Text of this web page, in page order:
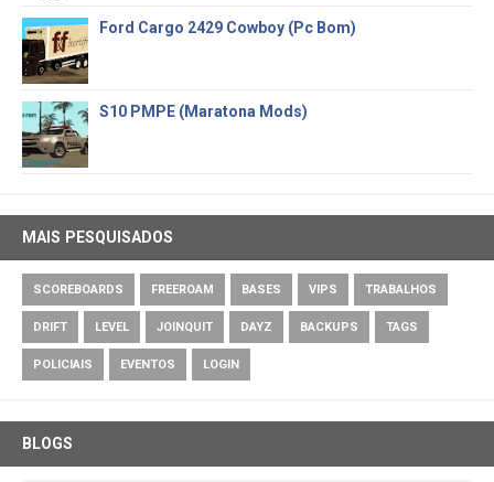
Ford Cargo 2429 Cowboy (Pc Bom)
S10 PMPE (Maratona Mods)
MAIS PESQUISADOS
SCOREBOARDS FREEROAM BASES VIPS TRABALHOS
DRIFT LEVEL JOINQUIT DAYZ BACKUPS TAGS
POLICIAIS EVENTOS LOGIN
BLOGS